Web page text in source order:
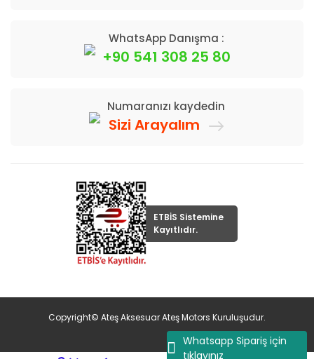
Whatsapp Sipariş için
tıklayınız
WhatsApp Danışma :
+90 541 308 25 80
Numaranızı kaydedin
Sizi Arayalım
ETBİS Sistemine
Kayıtlıdır.
Copyright© Ateş Aksesuar Ateş Motors Kuruluşudur.